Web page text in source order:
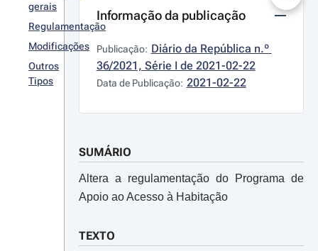
gerais
Regulamentação
Modificações
Outros
Tipos
Informação da publicação
Publicação: Diário da República n.º
36/2021, Série I de 2021-02-22
Data de Publicação: 2021-02-22
SUMÁRIO
Altera a regulamentação do Programa de
Apoio ao Acesso à Habitação
TEXTO